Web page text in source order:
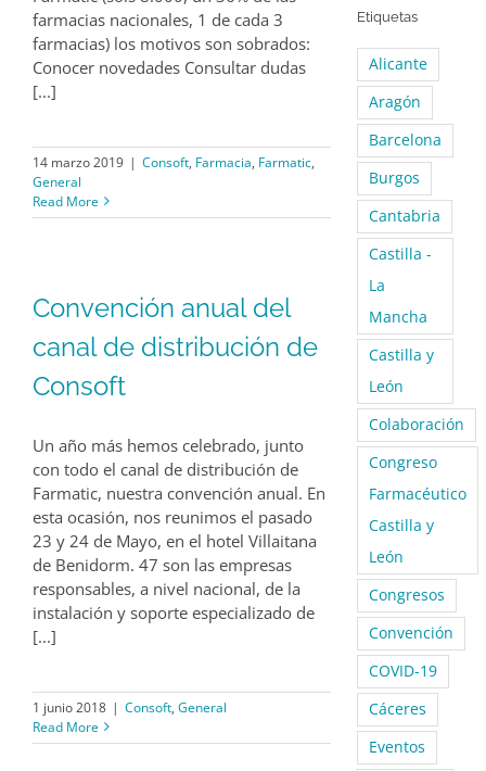
farmacias nacionales, 1 de cada 3
farmacias) los motivos son sobrados:
Conocer novedades Consultar dudas
[...]
14 marzo 2019 | Consoft, Farmacia, Farmatic,
General
Read More
Convención anual del
canal de distribución de
Consoft
Un año más hemos celebrado, junto
con todo el canal de distribución de
Farmatic, nuestra convención anual. En
esta ocasión, nos reunimos el pasado
23 y 24 de Mayo, en el hotel Villaitana
de Benidorm. 47 son las empresas
responsables, a nivel nacional, de la
instalación y soporte especializado de
[...]
1 junio 2018 | Consoft, General
Read More
Etiquetas
Alicante
Aragón
Barcelona
Burgos
Cantabria
Castilla -
La
Mancha
Castilla y
León
Colaboración
Congreso
Farmacéutico
Castilla y
León
Congresos
Convención
COVID-19
Cáceres
Eventos